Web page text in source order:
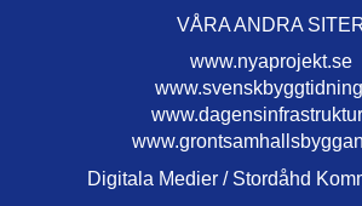
VÅRA ANDRA
www.nyaprojekt.se
Digitala Medier / Stordåhd